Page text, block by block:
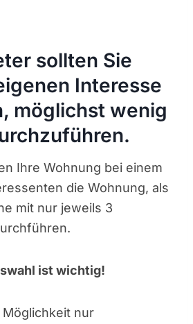
sollten Sie
Interesse
möglichst wenig
Ihre Wohnung bei einem
die Wohnung, als
mit nur jeweils 3
ist wichtig!
nur